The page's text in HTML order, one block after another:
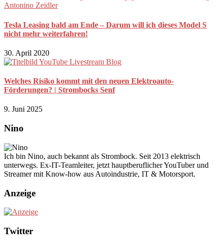
Tesla Leasing bald am Ende – Darum will ich dieses Model S
nicht mehr weiterfahren!
30. April 2020
Welches Risiko kommt mit den neuen Elektroauto-
Förderungen? | Strombocks Senf
9. Juni 2025
Nino
Ich bin Nino, auch bekannt als Strombock. Seit 2013 elektrisch
unterwegs. Ex-IT-Teamleiter, jetzt hauptberuflicher YouTuber und
Streamer mit Know-how aus Autoindustrie, IT & Motorsport.
Anzeige
Twitter